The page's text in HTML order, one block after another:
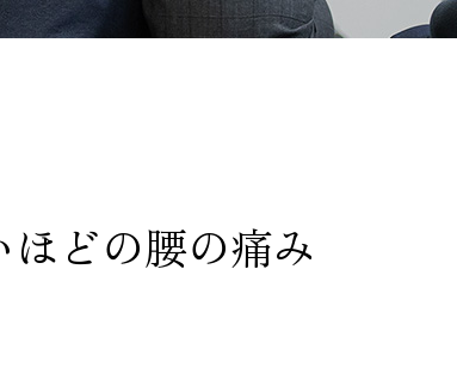
どの腰の痛み